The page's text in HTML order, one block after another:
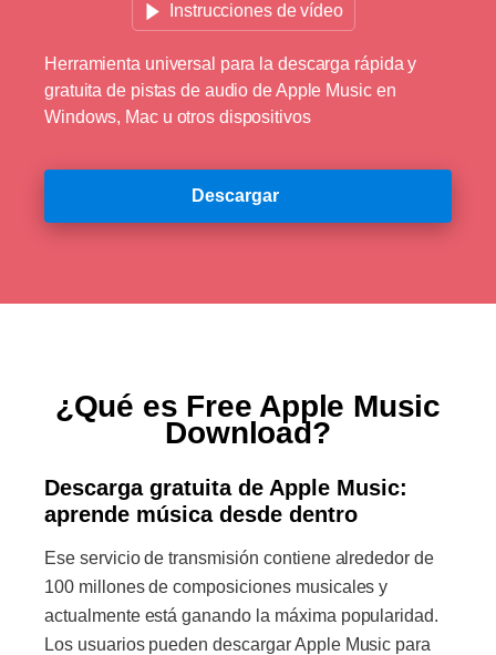
Instrucciones de vídeo
Herramienta universal para la descarga rápida y
gratuita de pistas de audio de Apple Music en
Windows, Mac u otros dispositivos
Descargar
¿Qué es Free Apple Music
Download?
Descarga gratuita de Apple Music:
aprende música desde dentro
Ese servicio de transmisión contiene alrededor de
100 millones de composiciones musicales y
actualmente está ganando la máxima popularidad.
Los usuarios pueden descargar Apple Music para